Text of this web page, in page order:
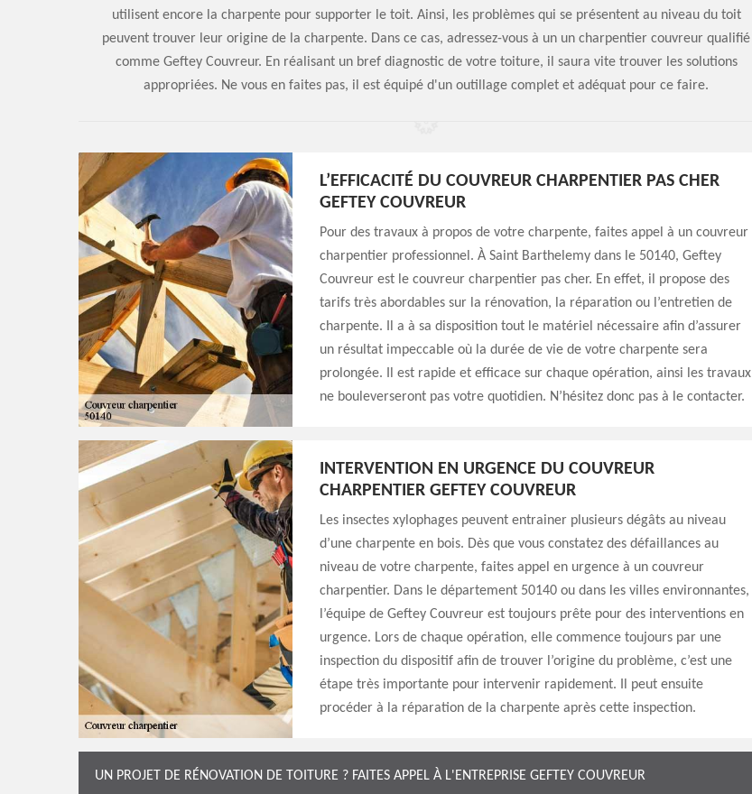
utilisent encore la charpente pour supporter le toit. Ainsi, les problèmes qui se présentent au niveau du toit
peuvent trouver leur origine de la charpente. Dans ce cas, adressez-vous à un un charpentier couvreur qualifié
comme Geftey Couvreur. En réalisant un bref diagnostic de votre toiture, il saura vite trouver les solutions
appropriées. Ne vous en faites pas, il est équipé d'un outillage complet et adéquat pour ce faire.
L’EFFICACITÉ DU COUVREUR CHARPENTIER PAS CHER
GEFTEY COUVREUR
Pour des travaux à propos de votre charpente, faites appel à un couvreur
charpentier professionnel. À Saint Barthelemy dans le 50140, Geftey
Couvreur est le couvreur charpentier pas cher. En effet, il propose des
tarifs très abordables sur la rénovation, la réparation ou l’entretien de
charpente. Il a à sa disposition tout le matériel nécessaire afin d’assurer
un résultat impeccable où la durée de vie de votre charpente sera
prolongée. Il est rapide et efficace sur chaque opération, ainsi les travaux
ne bouleverseront pas votre quotidien. N’hésitez donc pas à le contacter.
INTERVENTION EN URGENCE DU COUVREUR
CHARPENTIER GEFTEY COUVREUR
Les insectes xylophages peuvent entrainer plusieurs dégâts au niveau
d’une charpente en bois. Dès que vous constatez des défaillances au
niveau de votre charpente, faites appel en urgence à un couvreur
charpentier. Dans le département 50140 ou dans les villes environnantes,
l’équipe de Geftey Couvreur est toujours prête pour des interventions en
urgence. Lors de chaque opération, elle commence toujours par une
inspection du dispositif afin de trouver l’origine du problème, c’est une
étape très importante pour intervenir rapidement. Il peut ensuite
procéder à la réparation de la charpente après cette inspection.
UN PROJET DE RÉNOVATION DE TOITURE ? FAITES APPEL À L'ENTREPRISE GEFTEY COUVREUR